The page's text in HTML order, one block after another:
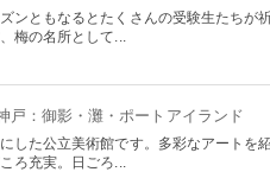
ンともなるとたくさんの受験生たちが
梅の名所として...
戸：御影・灘・ポートアイランド
した公立美術館です。多彩なアートを
ろ充実。日ごろ...